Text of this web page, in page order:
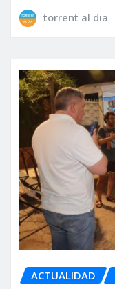
torrent al dia
ACTUALIDAD